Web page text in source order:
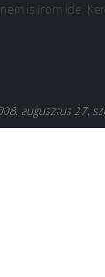
is írom ide.
augusztus 27.